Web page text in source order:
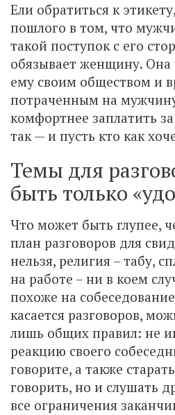
Ели обратиться к
пошлого в том, что
такой поступок с его
обязывает женщину. Она
ему своим обществом и
потраченным на
комфортнее заплатить
так — и пусть кто как
Темы для
быть только
Что может быть глупее,
план разговоров для
нельзя, религия – табу,
на работе – ни в коем
похоже на
касается разговоров,
лишь общих правил: не
реакцию своего
говорите, а также
говорить, но и слушать
все ограничения